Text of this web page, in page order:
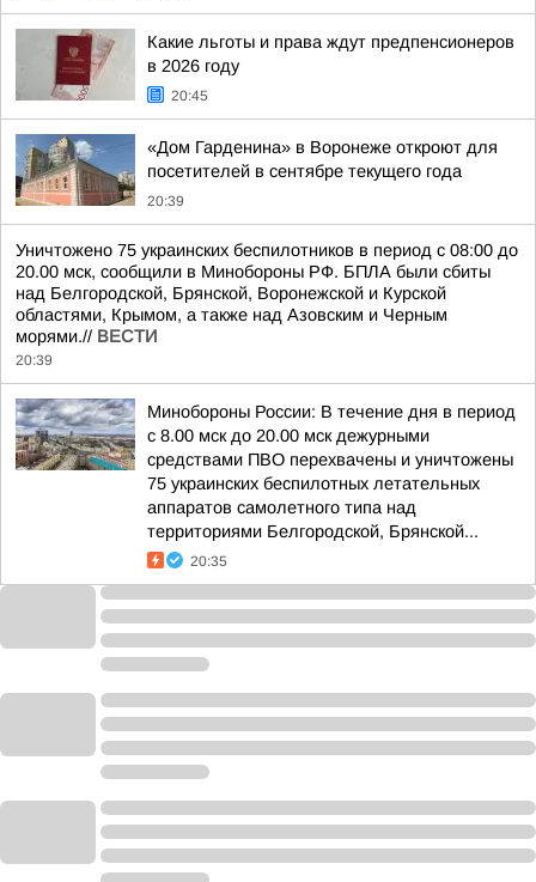
Какие льготы и права ждут предпенсионеров
в 2026 году
20:45
«Дом Гарденина» в Воронеже откроют для
посетителей в сентябре текущего года
20:39
Уничтожено 75 украинских беспилотников в период с 08:00 до
20.00 мск, сообщили в Минобороны РФ. БПЛА были сбиты
над Белгородской, Брянской, Воронежской и Курской
областями, Крымом, а также над Азовским и Черным
морями.// ВЕСТИ
20:39
Минобороны России: В течение дня в период
с 8.00 мск до 20.00 мск дежурными
средствами ПВО перехвачены и уничтожены
75 украинских беспилотных летательных
аппаратов самолетного типа над
территориями Белгородской, Брянской...
20:35